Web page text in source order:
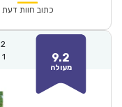
₪57.00.
כתוב חוות דעת
9.2
מעולה
2
1